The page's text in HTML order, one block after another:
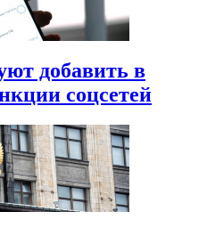
добавить в
соцсетей